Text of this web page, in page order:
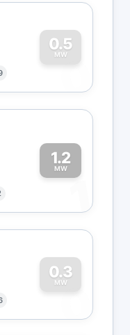
0.5
MW
0
1.2
MW
1
0.3
MW
0